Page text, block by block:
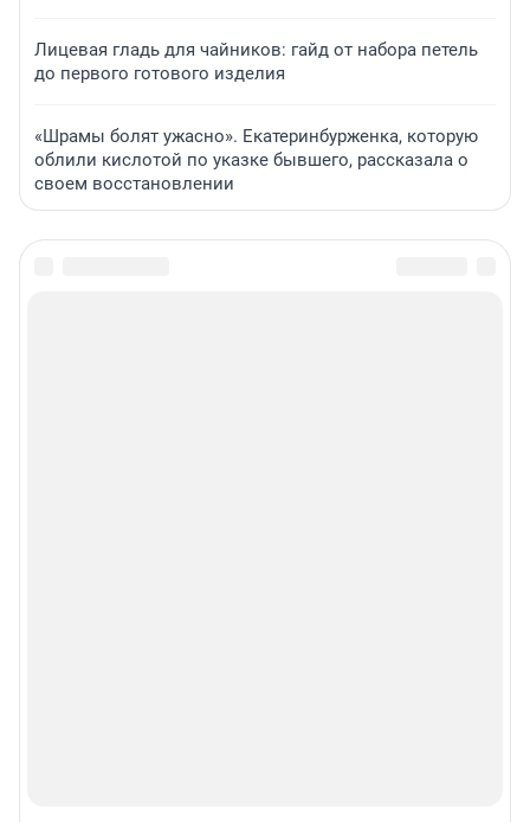
Лицевая гладь для чайников: гайд от набора петель
до первого готового изделия
«Шрамы болят ужасно». Екатеринбурженка, которую
облили кислотой по указке бывшего, рассказала о
своем восстановлении